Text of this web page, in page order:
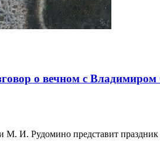
о вечном с
М. И. Рудомино представит